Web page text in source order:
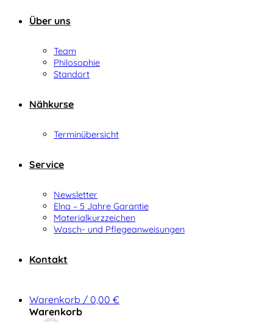
Über uns
Team
Philosophie
Standort
Nähkurse
Terminübersicht
Service
Newsletter
Elna – 5 Jahre Garantie
Materialkurzzeichen
Wasch- und Pflegeanweisungen
Kontakt
Warenkorb / 0,00 €
Warenkorb